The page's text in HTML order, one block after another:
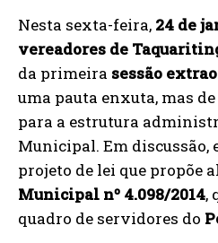
Nesta sexta-feira, 24 de
vereadores de
da primeira sessão
uma pauta enxuta, mas
para a estrutura
Municipal. Em discussão,
projeto de lei que propõe
Municipal nº 4.098/2014,
quadro de servidores do